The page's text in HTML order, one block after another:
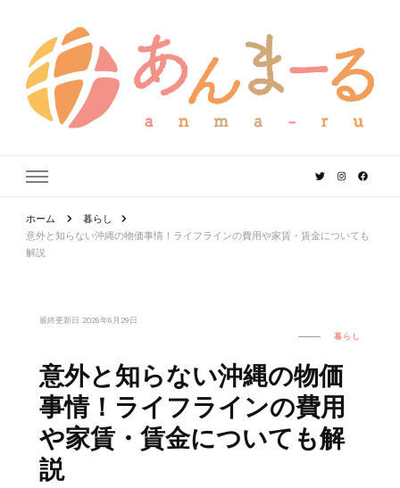
ホーム
暮らし
意外と知らない沖縄の物価事情！ライフラインの費用や家賃・賃金についても
解説
最終更新日 2026年6月29日
暮らし
意外と知らない沖縄の物価
事情！ライフラインの費用
や家賃・賃金についても解
説